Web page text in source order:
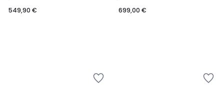
549,90 €
699,00 €